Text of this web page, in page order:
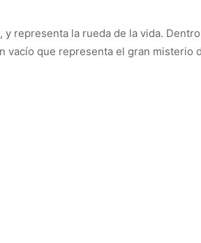
representa la rueda de la vida.
vacío que representa el gran misterio